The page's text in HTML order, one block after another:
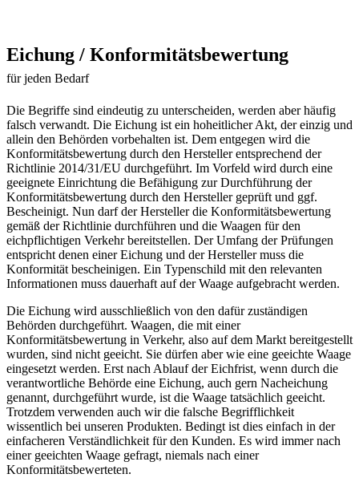
Eichung / Konformitätsbewertung
für jeden Bedarf
Die Begriffe sind eindeutig zu unterscheiden, werden aber häufig
falsch verwandt. Die Eichung ist ein hoheitlicher Akt, der einzig und
allein den Behörden vorbehalten ist. Dem entgegen wird die
Konformitätsbewertung durch den Hersteller entsprechend der
Richtlinie 2014/31/EU durchgeführt. Im Vorfeld wird durch eine
geeignete Einrichtung die Befähigung zur Durchführung der
Konformitätsbewertung durch den Hersteller geprüft und ggf.
Bescheinigt. Nun darf der Hersteller die Konformitätsbewertung
gemäß der Richtlinie durchführen und die Waagen für den
eichpflichtigen Verkehr bereitstellen. Der Umfang der Prüfungen
entspricht denen einer Eichung und der Hersteller muss die
Konformität bescheinigen. Ein Typenschild mit den relevanten
Informationen muss dauerhaft auf der Waage aufgebracht werden.
Die Eichung wird ausschließlich von den dafür zuständigen
Behörden durchgeführt. Waagen, die mit einer
Konformitätsbewertung in Verkehr, also auf dem Markt bereitgestellt
wurden, sind nicht geeicht. Sie dürfen aber wie eine geeichte Waage
eingesetzt werden. Erst nach Ablauf der Eichfrist, wenn durch die
verantwortliche Behörde eine Eichung, auch gern Nacheichung
genannt, durchgeführt wurde, ist die Waage tatsächlich geeicht.
Trotzdem verwenden auch wir die falsche Begrifflichkeit
wissentlich bei unseren Produkten. Bedingt ist dies einfach in der
einfacheren Verständlichkeit für den Kunden. Es wird immer nach
einer geeichten Waage gefragt, niemals nach einer
Konformitätsbewerteten.